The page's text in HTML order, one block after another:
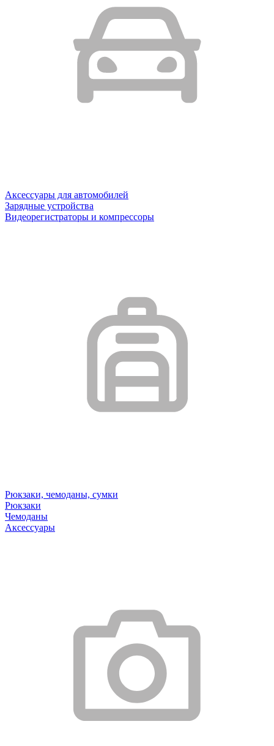
Аксессуары для автомобилей
Зарядные устройства
Видеорегистраторы и компрессоры
Рюкзаки, чемоданы, сумки
Рюкзаки
Чемоданы
Аксессуары